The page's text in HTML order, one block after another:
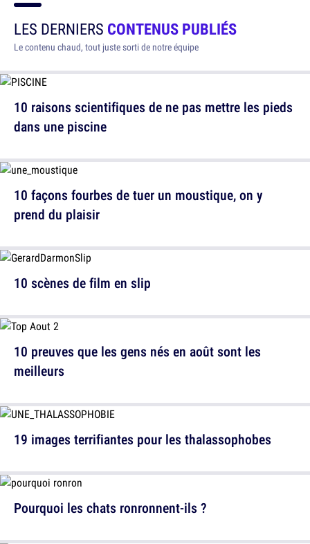
LES DERNIERS CONTENUS PUBLIÉS
Le contenu chaud, tout juste sorti de notre équipe
10 raisons scientifiques de ne pas mettre les pieds
dans une piscine
10 scènes de film en slip
19 images terrifiantes pour les thalassophobes
10 façons fourbes de tuer un moustique, on y
prend du plaisir
10 preuves que les gens nés en août sont les
meilleurs
Pourquoi les chats ronronnent-ils ?